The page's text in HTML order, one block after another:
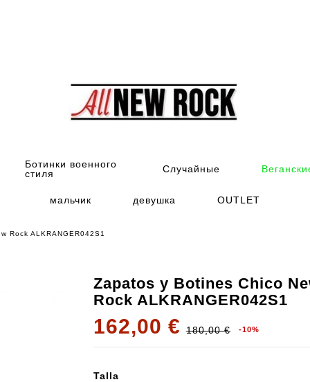
Ботинки военного
стиля
Случайные
мальчик девушка OUTLET
Rock ALKRANGER042S1
Zapatos y Botines Chico
Rock ALKRANGER042S1
162,00 € 180,00 € -10%
Talla